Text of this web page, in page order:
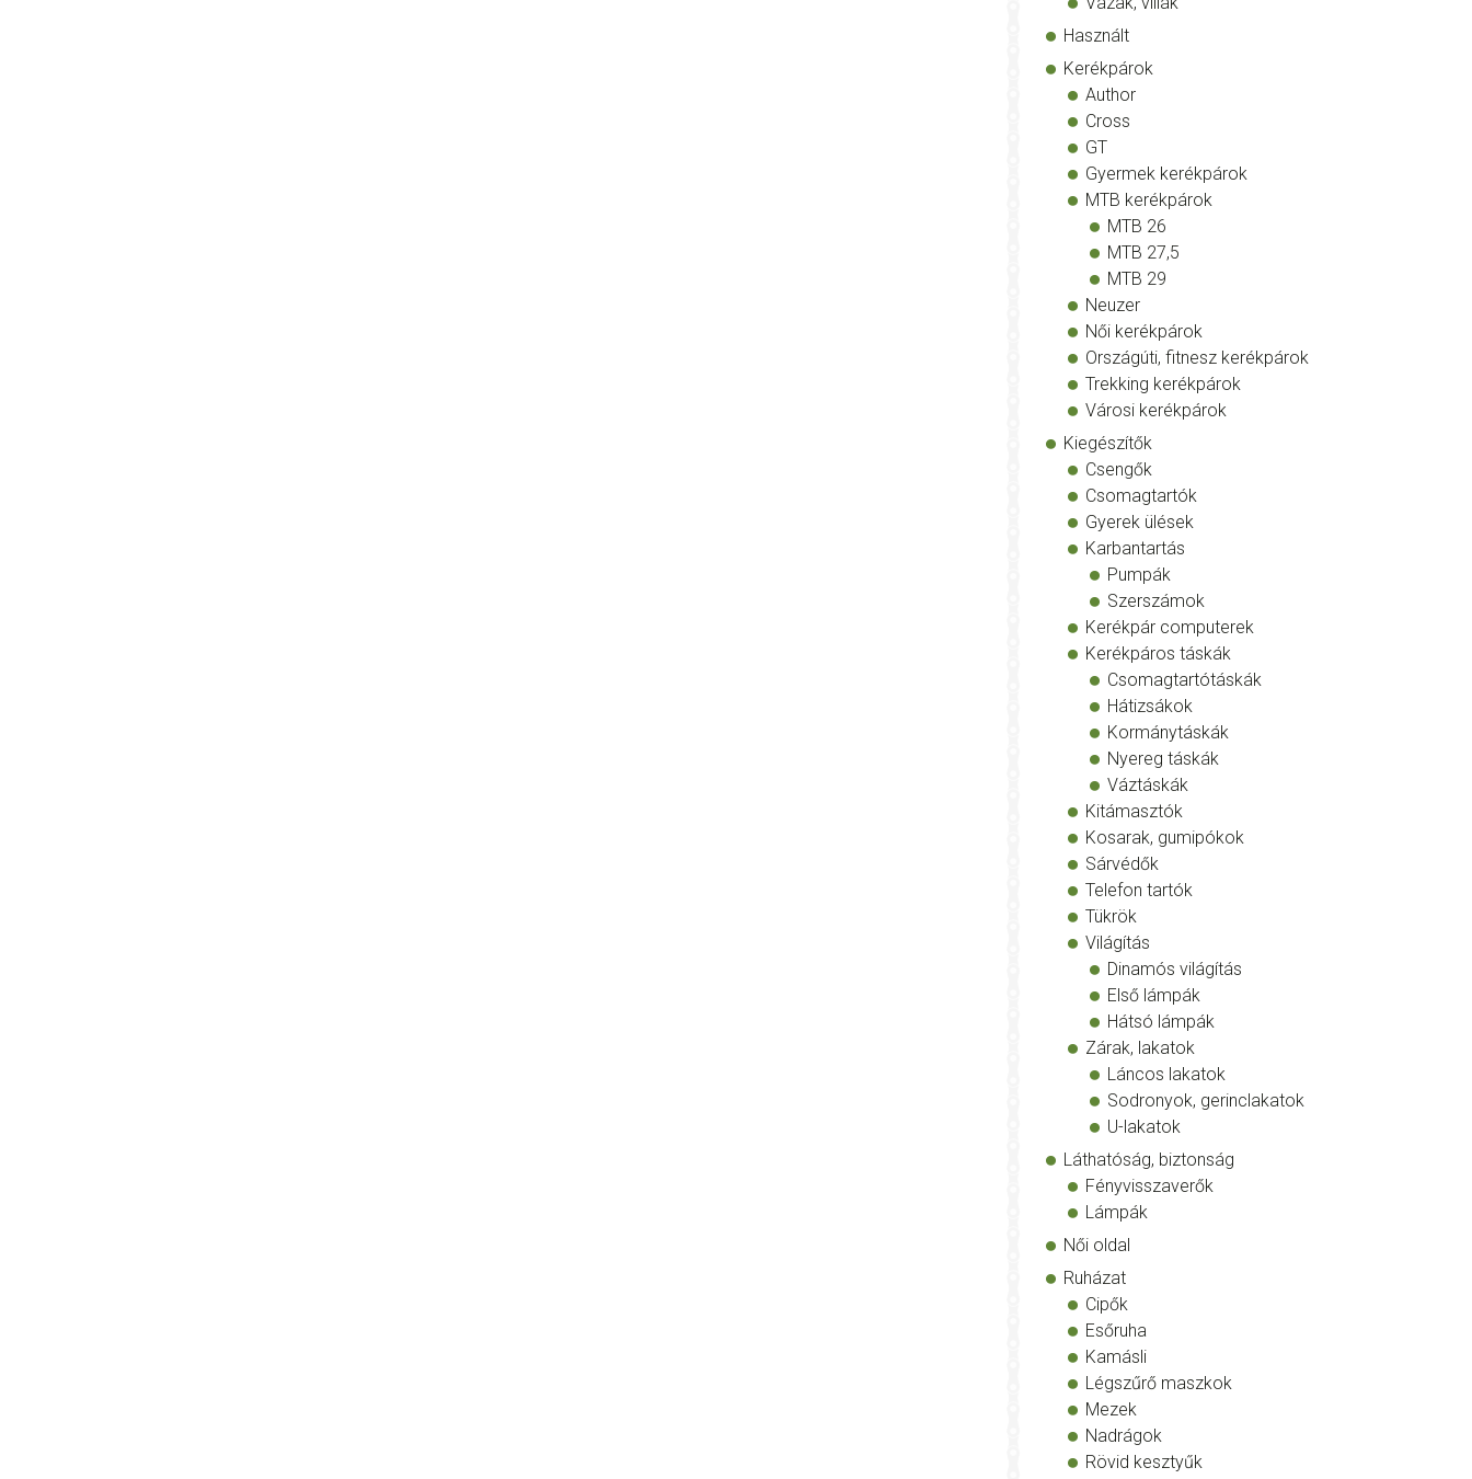
Használt
Kerékpárok
Author
Cross
GT
Gyermek kerékpárok
MTB kerékpárok
MTB 26
MTB 27,5
MTB 29
Neuzer
Női kerékpárok
Országúti, fitnesz kerékpárok
Trekking kerékpárok
Városi kerékpárok
Kiegészítők
Csengők
Csomagtartók
Gyerek ülések
Karbantartás
Pumpák
Szerszámok
Kerékpár computerek
Kerékpáros táskák
Csomagtartótáskák
Hátizsákok
Kormánytáskák
Nyereg táskák
Váztáskák
Kitámasztók
Kosarak, gumipókok
Sárvédők
Telefon tartók
Tükrök
Világítás
Dinamós világítás
Első lámpák
Hátsó lámpák
Zárak, lakatok
Láncos lakatok
Sodronyok, gerinclakatok
U-lakatok
Láthatóság, biztonság
Fényvisszaverők
Lámpák
Női oldal
Ruházat
Cipők
Esőruha
Kamásli
Légszűrő maszkok
Mezek
Nadrágok
Rövid kesztyűk